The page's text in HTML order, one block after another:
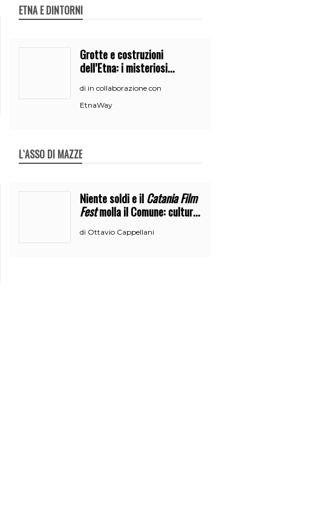
ETNA E DINTORNI
Grotte e costruzioni
dell’Etna: i misteriosi
di in collaborazione con
EtnaWay
L`ASSO DI MAZZE
Niente soldi e ilCatania Film
Festmolla il Comune: cultura
di Ottavio Cappellani